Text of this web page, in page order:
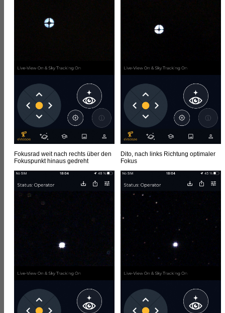
Fokusrad weit nach rechts über den
Fokuspunkt hinaus gedreht
Dito, nach links Richtung optimaler
Fokus